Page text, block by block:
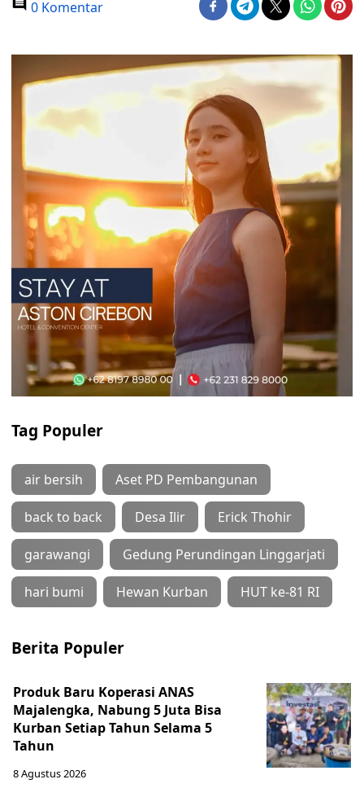
0 Komentar
Tag Populer
air bersih Aset PD Pembangunan
back to back Desa Ilir Erick Thohir
garawangi Gedung Perundingan Linggarjati
hari bumi Hewan Kurban HUT ke-81 RI
Berita Populer
Produk Baru Koperasi ANAS
Majalengka, Nabung 5 Juta Bisa
Kurban Setiap Tahun Selama 5
Tahun
8 Agustus 2026